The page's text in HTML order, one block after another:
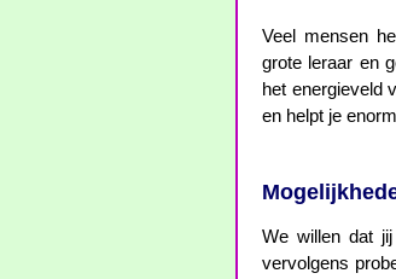
Veel mensen
grote leraar en
het energieveld
en helpt je
We willen dat
vervolgens